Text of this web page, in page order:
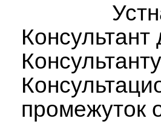
Устная
промежуток